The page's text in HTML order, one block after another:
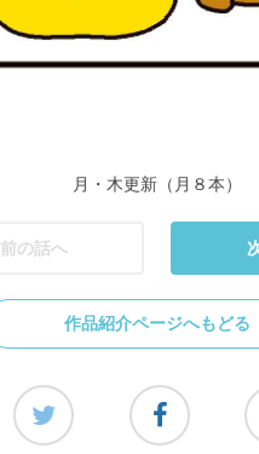
月・木更新（月８本）
前の話へ
作品紹介ページへもどる